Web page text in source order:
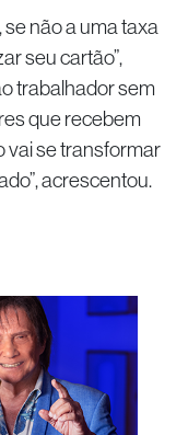
não a uma taxa
seu cartão”,
trabalhador sem
que recebem
vai se transformar
acrescentou.